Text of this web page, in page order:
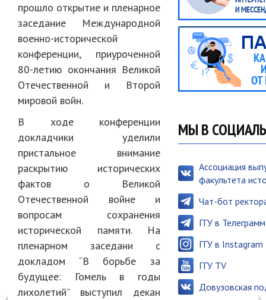
прошло открытие и пленарное
заседание Международной
военно-исторической
конференции, приуроченной
80-летию окончания Великой
Отечественной и Второй
мировой войн.
В ходе конференции
докладчики уделили
пристальное внимание
раскрытию исторических
фактов о Великой
Отечественной войне и
вопросам сохранения
исторической памяти. На
пленарном заседани с
докладом “В борьбе за
будущее: Гомель в годы
лихолетий” выступил декан
МЫ В
Ассоциация
факультета
Чат-бот
ГГУ в Телеграмм
ГГУ в Instagram
ГГУ TV
Довузовская